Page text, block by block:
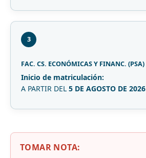
3
FAC. CS. ECONÓMICAS Y FINANC. (PSA)
Inicio de matriculación:
A PARTIR DEL 5 DE AGOSTO DE 2026
TOMAR NOTA: